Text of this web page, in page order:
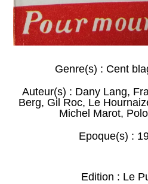
Genre(s) : Cent
Auteur(s) : Dany Lang,
Berg, Gil Roc, Le
Michel Marot, Polo
Epoque(s) :
Edition : Le